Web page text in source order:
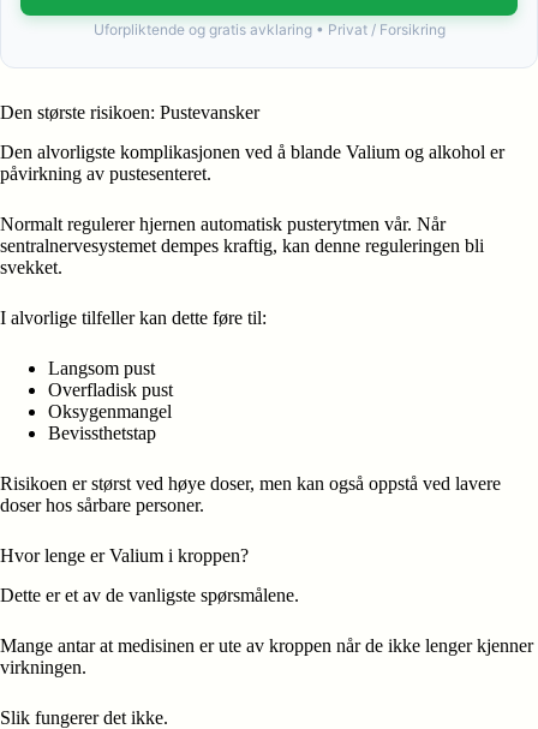
Uforpliktende og gratis avklaring • Privat / Forsikring
Den største risikoen: Pustevansker
Den alvorligste komplikasjonen ved å blande Valium og alkohol er
påvirkning av pustesenteret.
Normalt regulerer hjernen automatisk pusterytmen vår. Når
sentralnervesystemet dempes kraftig, kan denne reguleringen bli
svekket.
I alvorlige tilfeller kan dette føre til:
Langsom pust
Overfladisk pust
Oksygenmangel
Bevissthetstap
Risikoen er størst ved høye doser, men kan også oppstå ved lavere
doser hos sårbare personer.
Hvor lenge er Valium i kroppen?
Dette er et av de vanligste spørsmålene.
Mange antar at medisinen er ute av kroppen når de ikke lenger kjenner
virkningen.
Slik fungerer det ikke.